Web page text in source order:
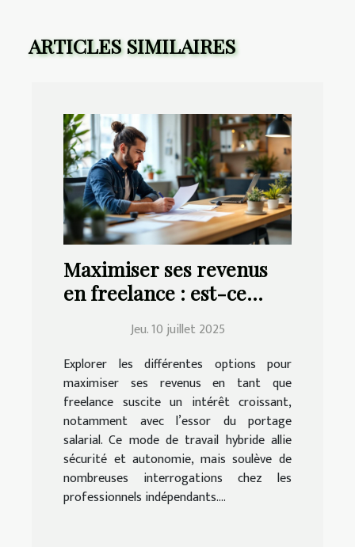
ARTICLES SIMILAIRES
Maximiser ses revenus
en freelance : est-ce
salarial ?Jeu. 10 juillet 2025
Explorer les différentes options pour
maximiser ses revenus en tant que
freelance suscite un intérêt croissant,
notamment avec l’essor du portage
salarial. Ce mode de travail hybride allie
sécurité et autonomie, mais soulève de
nombreuses interrogations chez les
professionnels indépendants....